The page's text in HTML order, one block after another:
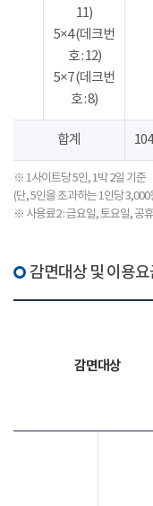
11)
5×4 (데크번
호 : 12)
5×7 (데크번
호 : 8)
합계 104
※ 1사이트당 5인, 1박 2일 기준
(단, 5인을 초과하는 1인당
※ 사용료2 : 금요일, 토요일, 공
감면대상 및 이용요
감면대상